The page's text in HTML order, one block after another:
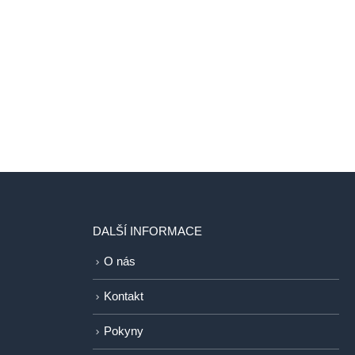
DALŠÍ INFORMACE
O nás
Kontakt
Pokyny